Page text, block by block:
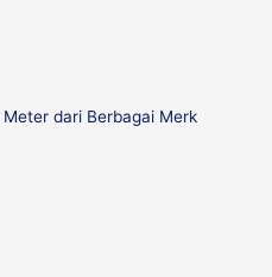
dari Berbagai Merk